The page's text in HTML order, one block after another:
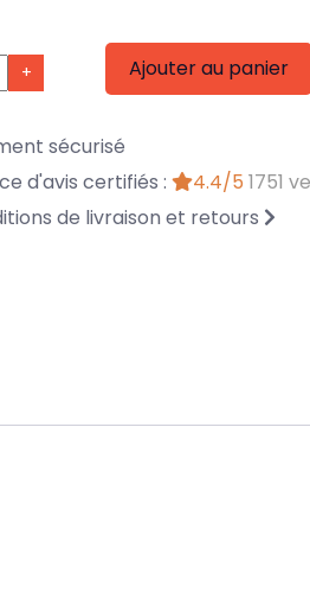
+ Ajouter au panier
sécurisé
d'avis certifiés :
4.4/5 1751
de livraison et retours